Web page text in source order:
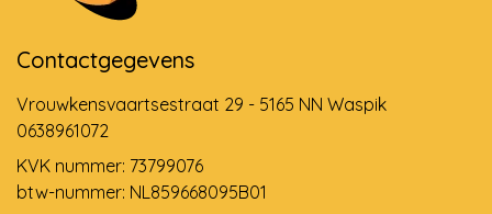
Contactgegevens
Vrouwkensvaartsestraat 29 - 5165 NN Waspik
0638961072
KVK nummer: 73799076
btw-nummer: NL859668095B01